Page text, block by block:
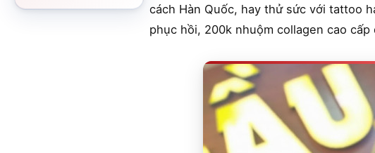
cách Hàn Quốc, hay thử sức với tattoo
phục hồi, 200k nhuộm collagen cao